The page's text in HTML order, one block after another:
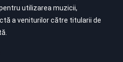
utilizarea muzicii,
a veniturilor către titularii de